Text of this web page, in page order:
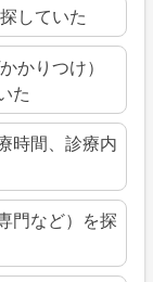
していた
かりつけ）
た
時間、診療内
門など）を探